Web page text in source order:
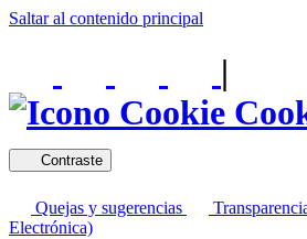
Saltar al contenido principal
|
Contraste
Quejas y sugerencias
Electrónica)